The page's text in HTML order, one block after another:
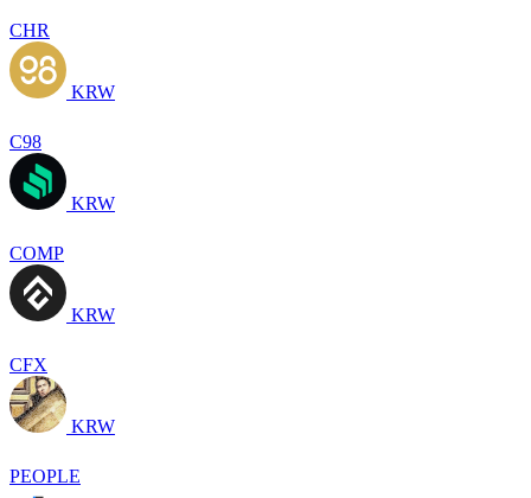
CHR
KRW
C98
KRW
COMP
KRW
CFX
KRW
PEOPLE